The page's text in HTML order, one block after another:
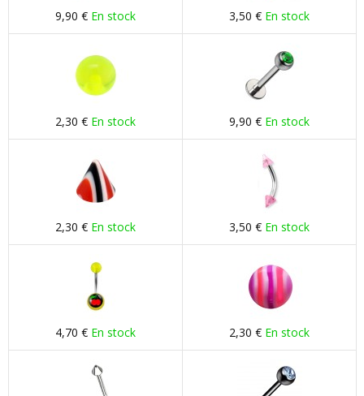
9,90 € En stock 3,50 € En stock
2,30 € En stock 9,90 € En stock
2,30 € En stock 3,50 € En stock
4,70 € En stock 2,30 € En stock